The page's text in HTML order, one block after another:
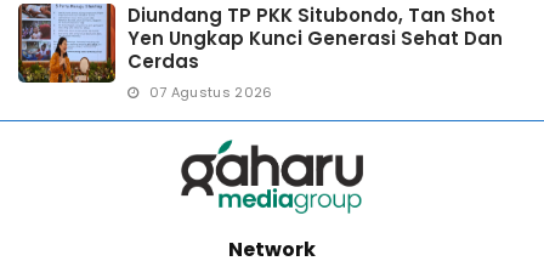
Diundang TP PKK Situbondo, Tan Shot
Yen Ungkap Kunci Generasi Sehat Dan
Cerdas
07 Agustus 2026
Network